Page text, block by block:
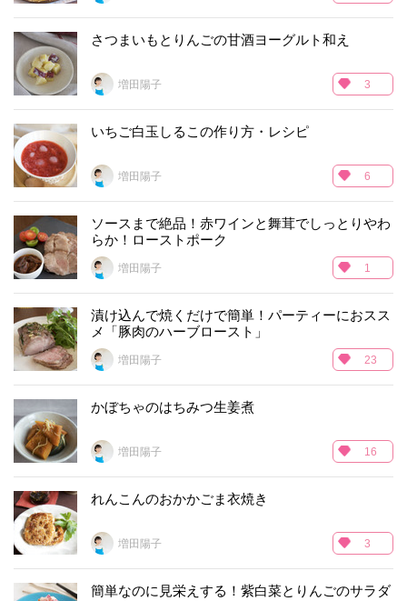
さつまいもとりんごの甘酒ヨーグルト和え
増田陽子 3
いちご白玉しるこの作り方・レシピ
増田陽子 6
ソースまで絶品！赤ワインと舞茸でしっとりやわ
らか！ローストポーク
増田陽子 1
漬け込んで焼くだけで簡単！パーティーにおスス
メ「豚肉のハーブロースト」
増田陽子 23
かぼちゃのはちみつ生姜煮
増田陽子 16
れんこんのおかかごま衣焼き
増田陽子 3
簡単なのに見栄えする！紫白菜とりんごのサラダ